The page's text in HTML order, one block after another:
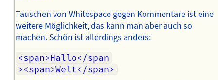
Tauschen von Whitespace gegen Kommentare ist eine
weitere Möglichkeit, das kann man aber auch so
machen. Schön ist allerdings anders:
<span>Hallo</span
><span>Welt</span>